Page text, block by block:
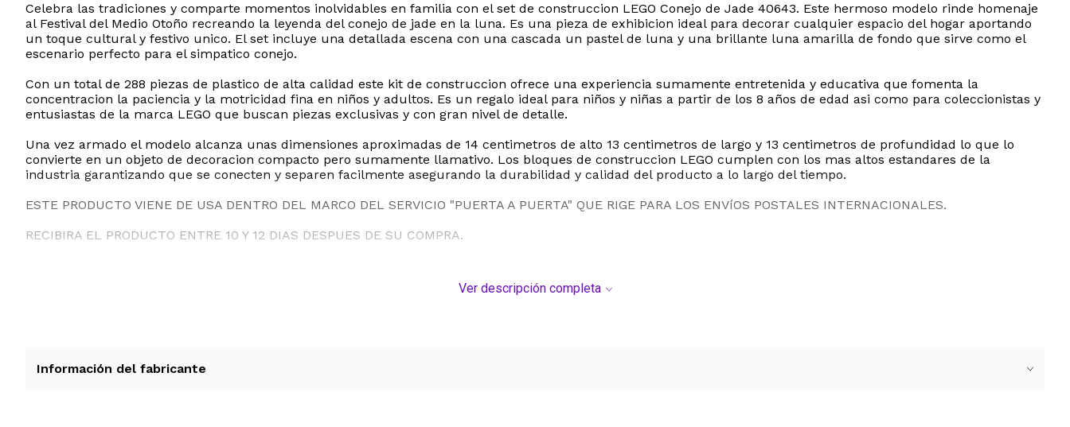
Celebra las tradiciones y comparte momentos inolvidables en familia con el set de construccion LEGO Conejo de Jade 40643. Este hermoso modelo rinde homenaje
al Festival del Medio Otoño recreando la leyenda del conejo de jade en la luna. Es una pieza de exhibicion ideal para decorar cualquier espacio del hogar aportando
un toque cultural y festivo unico. El set incluye una detallada escena con una cascada un pastel de luna y una brillante luna amarilla de fondo que sirve como el
escenario perfecto para el simpatico conejo.
Con un total de 288 piezas de plastico de alta calidad este kit de construccion ofrece una experiencia sumamente entretenida y educativa que fomenta la
concentracion la paciencia y la motricidad fina en niños y adultos. Es un regalo ideal para niños y niñas a partir de los 8 años de edad asi como para coleccionistas y
entusiastas de la marca LEGO que buscan piezas exclusivas y con gran nivel de detalle.
Una vez armado el modelo alcanza unas dimensiones aproximadas de 14 centimetros de alto 13 centimetros de largo y 13 centimetros de profundidad lo que lo
convierte en un objeto de decoracion compacto pero sumamente llamativo. Los bloques de construccion LEGO cumplen con los mas altos estandares de la
industria garantizando que se conecten y separen facilmente asegurando la durabilidad y calidad del producto a lo largo del tiempo.
ESTE PRODUCTO VIENE DE USA DENTRO DEL MARCO DEL SERVICIO "PUERTA A PUERTA" QUE RIGE PARA LOS ENVíOS POSTALES INTERNACIONALES.
RECIBIRA EL PRODUCTO ENTRE 10 Y 12 DIAS DESPUES DE SU COMPRA.
Ver descripción completa
Información del fabricante